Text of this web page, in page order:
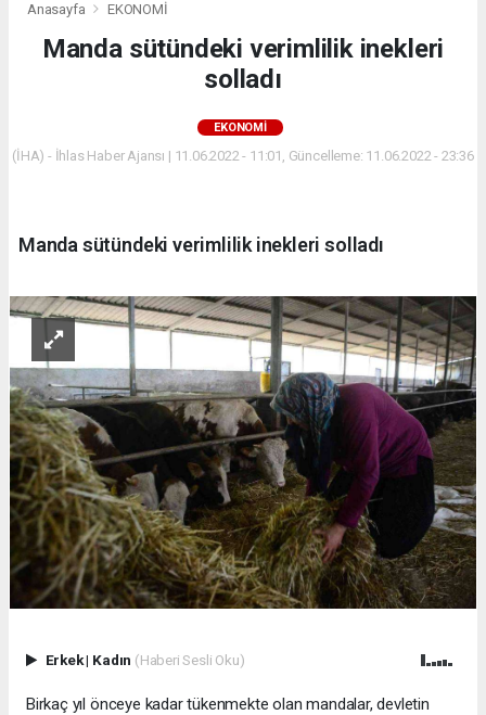
Anasayfa EKONOMİ
Manda sütündeki verimlilik inekleri
solladı
EKONOMİ
(İHA) - İhlas Haber Ajansı | 11.06.2022 - 11:01, Güncelleme: 11.06.2022 - 23:36
Manda sütündeki verimlilik inekleri solladı
Erkek| Kadın (Haberi Sesli Oku)
Birkaç yıl önceye kadar tükenmekte olan mandalar, devletin